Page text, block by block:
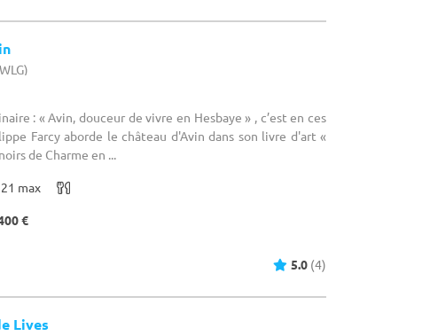
: « Avin, douceur de vivre en Hesbaye » , c’est en ces
Farcy aborde le château d'Avin dans son livre d'art «
de Charme en ...
21 max
€
5.0 (4)
Lives